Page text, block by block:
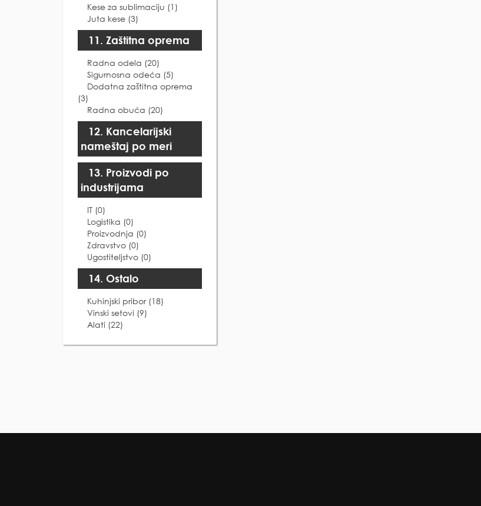
Kese za sublimaciju (1)
Juta kese (3)
11. Zaštitna oprema
Radna odela (20)
Sigurnosna odeća (5)
Dodatna zaštitna oprema
(3)
Radna obuća (20)
12. Kancelarijski
nameštaj po meri
13. Proizvodi po
industrijama
IT (0)
Logistika (0)
Proizvodnja (0)
Zdravstvo (0)
Ugostiteljstvo (0)
14. Ostalo
Kuhinjski pribor (18)
Vinski setovi (9)
Alati (22)